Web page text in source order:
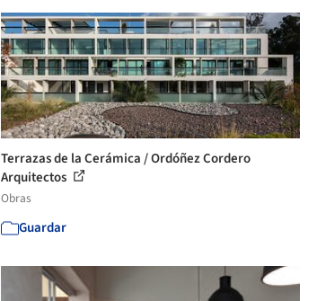
Terrazas de la Cerámica / Ordóñez Cordero
Arquitectos
Obras
Guardar